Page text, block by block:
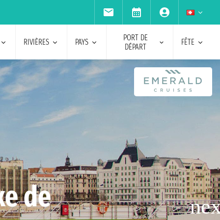
RIVIÈRES PAYS
PORT DE
DÉPART
FÊTE
de